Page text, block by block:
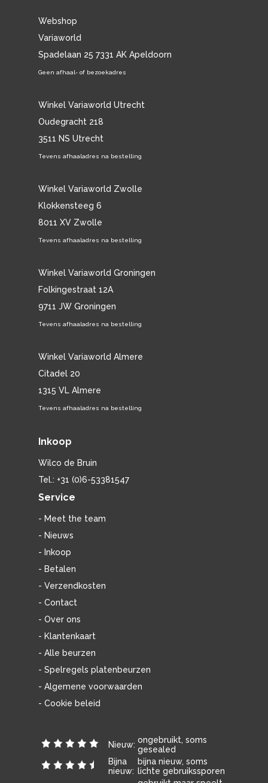
Webshop
Variaworld
Spadelaan 25 7331 AK Apeldoorn
Geen afhaal- of bezoekadres
Winkel Variaworld Utrecht
Oudegracht 218
3511 NS Utrecht
Tevens afhaaladres na bestelling
Winkel Variaworld Zwolle
Klokkensteeg 6
8011 XV Zwolle
Tevens afhaaladres na bestelling
Winkel Variaworld Groningen
Folkingestraat 12A
9711 JW Groningen
Tevens afhaaladres na bestelling
Winkel Variaworld Almere
Citadel 20
1315 VL Almere
Tevens afhaaladres na bestelling
Inkoop
Wilco de Bruin
Tel.: +31 (0)6-53381547
Service
- Meet the team
- Nieuws
- Inkoop
- Betalen
- Verzendkosten
- Contact
- Over ons
- Klantenkaart
- Alle beurzen
- Spelregels platenbeurzen
- Algemene voorwaarden
- Cookie beleid
Nieuw: ongebruikt, soms
gesealed
Bijna
nieuw:
bijna nieuw, soms
lichte gebruikssporen